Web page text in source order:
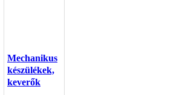
Mechanikus
készülékek,
keverők